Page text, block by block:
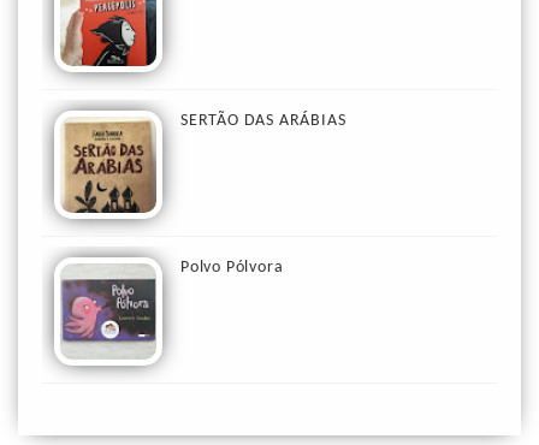
SERTÃO DAS ARÁBIAS
Polvo Pólvora